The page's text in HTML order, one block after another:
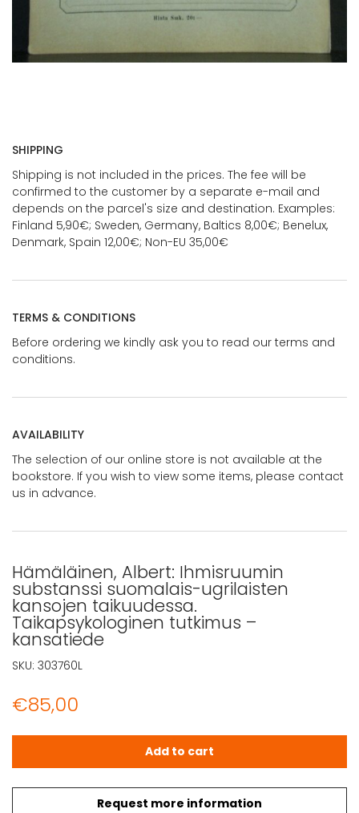
SHIPPING
Shipping is not included in the prices. The fee will be
confirmed to the customer by a separate e-mail and
depends on the parcel's size and destination. Examples:
Finland 5,90€; Sweden, Germany, Baltics 8,00€; Benelux,
Denmark, Spain 12,00€; Non-EU 35,00€
TERMS & CONDITIONS
Before ordering we kindly ask you to read our terms and
conditions.
AVAILABILITY
The selection of our online store is not available at the
bookstore. If you wish to view some items, please contact
us in advance.
Hämäläinen, Albert: Ihmisruumin
substanssi suomalais-ugrilaisten
kansojen taikuudessa.
Taikapsykologinen tutkimus –
kansatiede
€85,00
Request more information
Hämäläinen, Albert: Ihmisruumin substanssi
Add to cart
SKU: 303760L